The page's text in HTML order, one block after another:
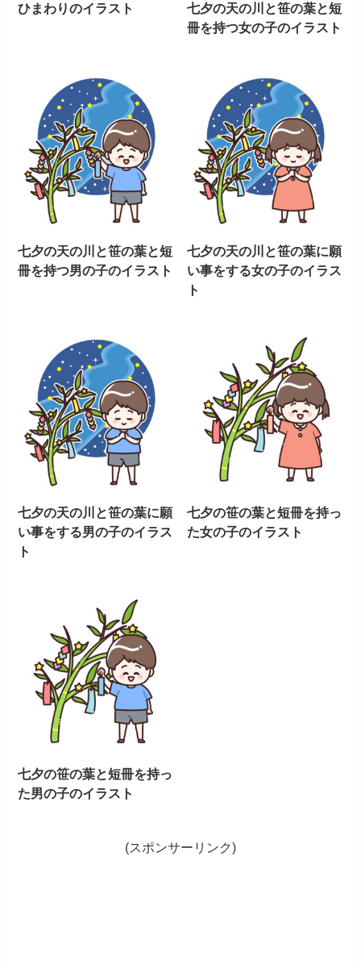
ひまわりのイラスト
七夕の天の川と笹の葉と短
冊を持つ女の子のイラスト
七夕の天の川と笹の葉と短
冊を持つ男の子のイラスト
七夕の天の川と笹の葉に願
い事をする女の子のイラス
ト
七夕の天の川と笹の葉に願
い事をする男の子のイラス
ト
七夕の笹の葉と短冊を持っ
た女の子のイラスト
七夕の笹の葉と短冊を持っ
た男の子のイラスト
(スポンサーリンク)